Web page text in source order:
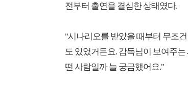
전부터 출연을 결심한 상태였다.
"시나리오를 받았을 때부터 무조
도 있었거든요. 감독님이 보여주
떤 사람일까 늘 궁금했어요."